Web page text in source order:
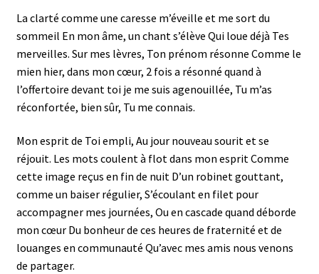
La clarté comme une caresse m’éveille et me sort du
sommeil En mon âme, un chant s’élève Qui loue déjà Tes
merveilles. Sur mes lèvres, Ton prénom résonne Comme le
mien hier, dans mon cœur, 2 fois a résonné quand à
l’offertoire devant toi je me suis agenouillée, Tu m’as
réconfortée, bien sûr, Tu me connais.
Mon esprit de Toi empli, Au jour nouveau sourit et se
réjouit. Les mots coulent à flot dans mon esprit Comme
cette image reçus en fin de nuit D’un robinet gouttant,
comme un baiser régulier, S’écoulant en filet pour
accompagner mes journées, Ou en cascade quand déborde
mon cœur Du bonheur de ces heures de fraternité et de
louanges en communauté Qu’avec mes amis nous venons
de partager.